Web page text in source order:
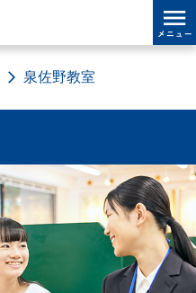
泉佐野教室